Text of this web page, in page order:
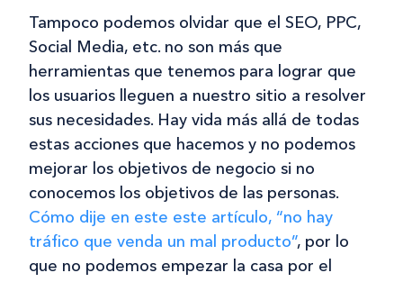
Tampoco podemos olvidar que el SEO, PPC,
Social Media, etc. no son más que
herramientas que tenemos para lograr que
los usuarios lleguen a nuestro sitio a resolver
sus necesidades. Hay vida más allá de todas
estas acciones que hacemos y no podemos
mejorar los objetivos de negocio si no
conocemos los objetivos de las personas.
Cómo dije en este este artículo, “no hay
tráfico que venda un mal producto”, por lo
que no podemos empezar la casa por el